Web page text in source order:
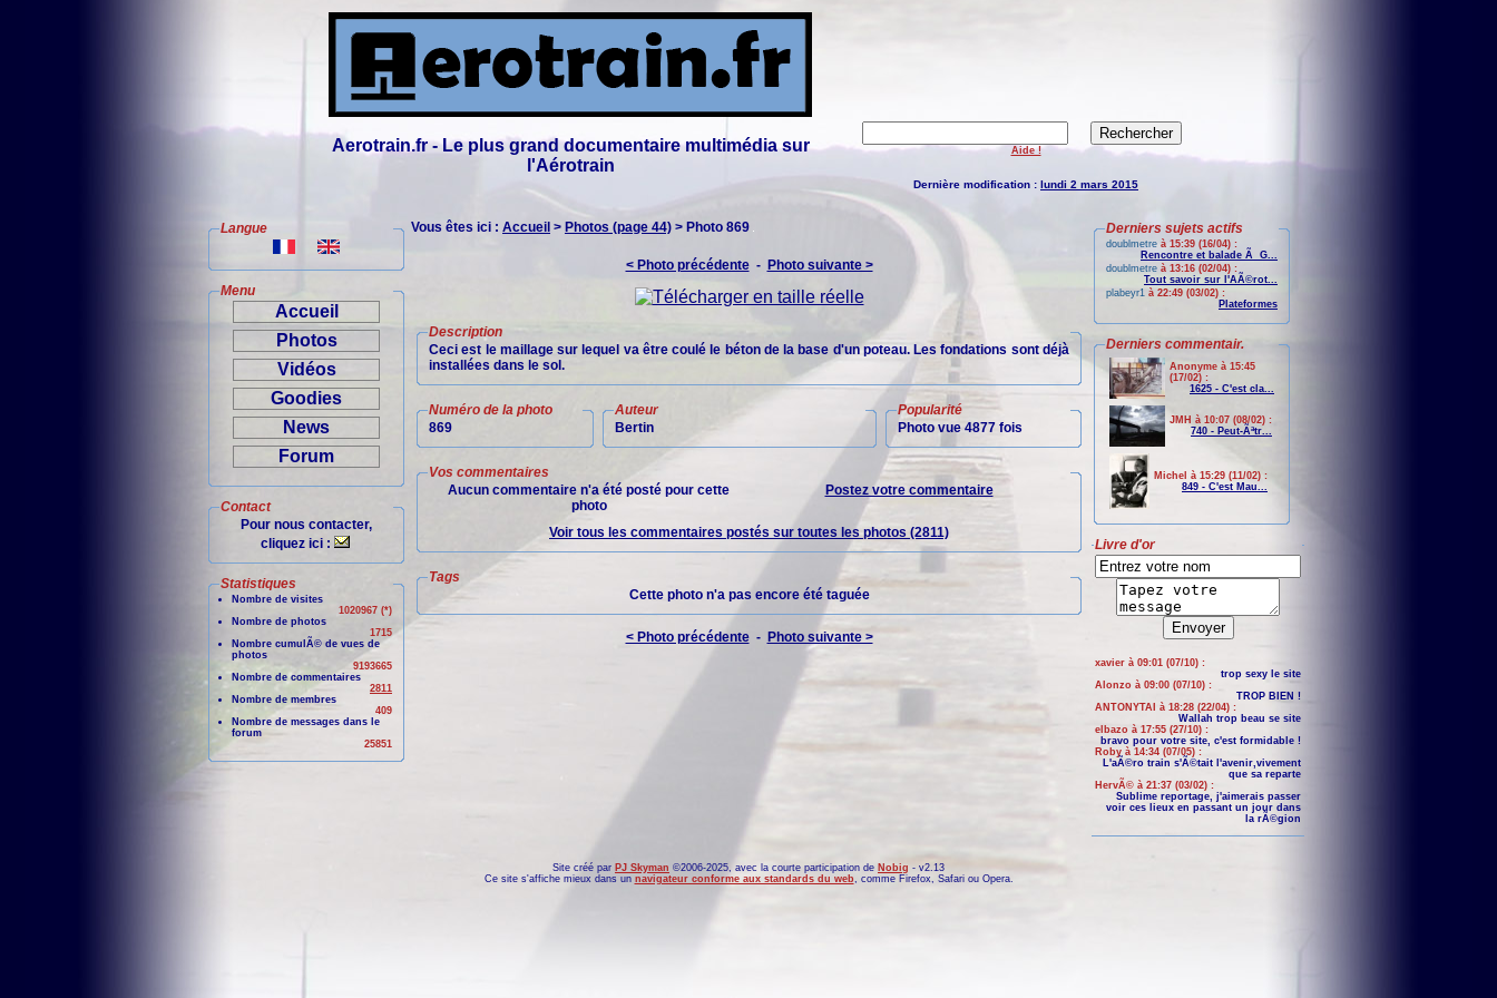
Aerotrain.fr - Le plus grand documentaire multimédia sur
l'Aérotrain
Aide !
Dernière modification : lundi 2 mars 2015
Langue
Menu
Accueil
Photos
Vidéos
Goodies
News
Forum
Contact
Pour nous contacter,
cliquez ici :
Statistiques
Nombre de visites
1020967 (*)
Nombre de photos
1715
Nombre cumulÃ© de vues de
photos
9193665
Nombre de commentaires
2811
Nombre de membres
409
Nombre de messages dans le
forum
25851
Vous êtes ici : Accueil > Photos (page 44) > Photo 869
< Photo précédente- Photo suivante >
Description
Ceci est le maillage sur lequel va être coulé le béton de la base d'un poteau. Les fondations sont déjà
installées dans le sol.
Numéro de la photo
869
Auteur
Bertin
Popularité
Photo vue 4877 fois
Vos commentaires
Aucun commentaire n'a été posté pour cette
photo
Postez votre commentaire
Voir tous les commentaires postés sur toutes les photos (2811)
Tags
Cette photo n'a pas encore été taguée
< Photo précédente- Photo suivante >
Derniers sujets actifs
doublmetre à 15:39 (16/04) :
Rencontre et balade Ã G...
doublmetre à 13:16 (02/04) :
Tout savoir sur l'AÃ©rot...
plabeyr1 à 22:49 (03/02) :
Plateformes
Derniers commentair.
Anonyme à 15:45
(17/02) :
1625 - C'est cla...
JMH à 10:07 (08/02) :
740 - Peut-Ãªtr...
Michel à 15:29 (11/02) :
849 - C'est Mau...
Livre d'or
xavier à 09:01 (07/10) :
trop sexy le site
Alonzo à 09:00 (07/10) :
TROP BIEN !
ANTONYTAI à 18:28 (22/04) :
Wallah trop beau se site
elbazo à 17:55 (27/10) :
bravo pour votre site, c'est formidable !
Roby à 14:34 (07/05) :
L'aÃ©ro train s'Ã©tait l'avenir,vivement
que sa reparte
HervÃ© à 21:37 (03/02) :
Sublime reportage, j'aimerais passer
voir ces lieux en passant un jour dans
la rÃ©gion
Site créé par PJ Skyman ©2006-2025, avec la courte participation de Nobig - v2.13
Ce site s'affiche mieux dans un navigateur conforme aux standards du web, comme Firefox, Safariou Opera.